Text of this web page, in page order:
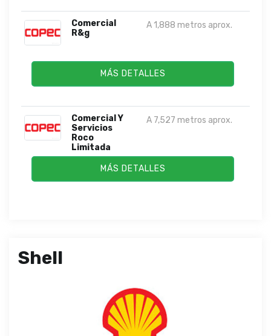
Comercial
R&g
A 1,888 metros aprox.
MÁS DETALLES
Comercial Y
Servicios
Roco
Limitada
A 7,527 metros aprox.
MÁS DETALLES
Shell